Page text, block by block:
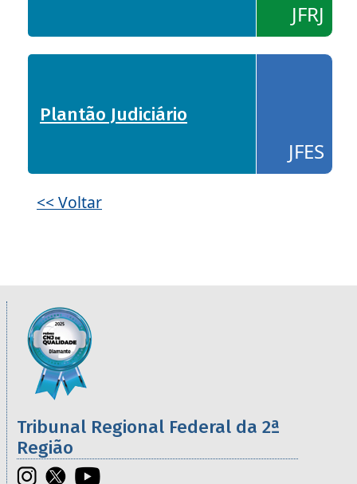
JFRJ
Plantão Judiciário
- JFES
JFES
<< Voltar
Informações úteis sobre os órgãos da 2ª
Imagem
Tribunal Regional Federal da 2ª
Região